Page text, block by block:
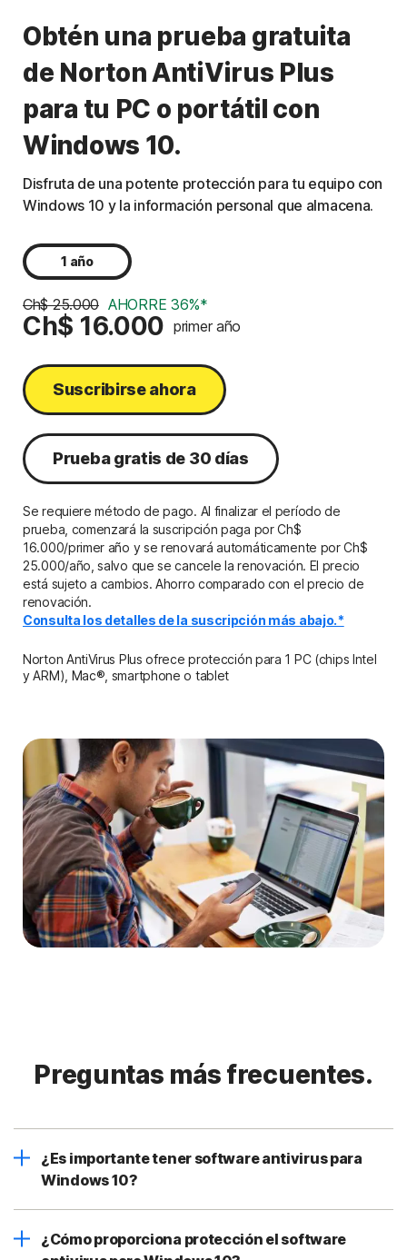
Obtén una prueba gratuita
de Norton AntiVirus Plus
para tu PC o portátil con
Windows 10.
Disfruta de una potente protección para tu equipo con
Windows 10 y la información personal que almacena.
1 año
Ch$ 25.000 AHORRE 36%*
Ch$ 16.000 primer año
Suscribirse ahora
Prueba gratis de 30 días
Se requiere método de pago. Al finalizar el período de
prueba, comenzará la suscripción paga por Ch$
16.000/primer año y se renovará automáticamente por Ch$
25.000/año, salvo que se cancele la renovación. El precio
está sujeto a cambios. Ahorro comparado con el precio de
renovación.
Consulta los detalles de la suscripción más abajo.*
Norton AntiVirus Plus ofrece protección para 1 PC (chips Intel
y ARM), Mac®, smartphone o tablet
Preguntas más frecuentes.
¿Es importante tener software antivirus para
Windows 10?
¿Cómo proporciona protección el software